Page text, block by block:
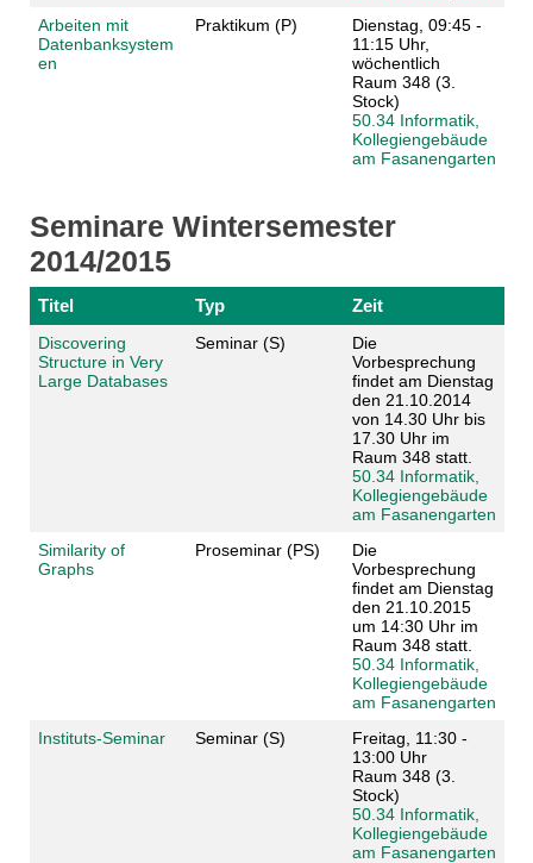
Arbeiten mit
Datenbanksystem
en
Praktikum (P)
Dienstag, 09:45 -
11:15 Uhr,
wöchentlich
Raum 348 (3.
Stock)
50.34 Informatik,
Kollegiengebäude
am Fasanengarten
Seminare Wintersemester
2014/2015
Titel Typ Zeit
Discovering
Structure in Very
Large Databases
Seminar (S)
Die
Vorbesprechung
findet am Dienstag
den 21.10.2014
von 14.30 Uhr bis
17.30 Uhr im
Raum 348 statt.
50.34 Informatik,
Kollegiengebäude
am Fasanengarten
Similarity of
Graphs
Proseminar (PS)
Die
Vorbesprechung
findet am Dienstag
den 21.10.2015
um 14:30 Uhr im
Raum 348 statt.
50.34 Informatik,
Kollegiengebäude
am Fasanengarten
Instituts-Seminar
Seminar (S)
Freitag, 11:30 -
13:00 Uhr
Raum 348 (3.
Stock)
50.34 Informatik,
Kollegiengebäude
am Fasanengarten